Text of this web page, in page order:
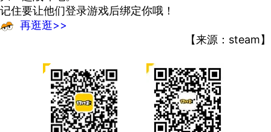
记住要让他们登录游戏后绑定你哦！
再逛逛>>
【来源：steam】